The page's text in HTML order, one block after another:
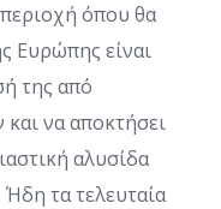
όπου θα
Ευρώπης είναι
της από
και να αποκτήσει
αλυσίδα
τα τελευταία